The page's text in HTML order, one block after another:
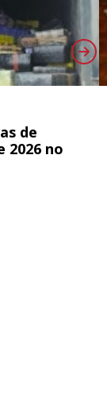
de
2026 no